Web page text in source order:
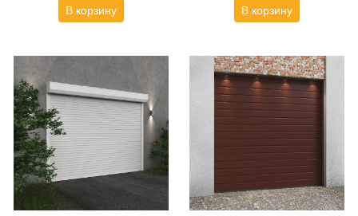
В корзину В корзину